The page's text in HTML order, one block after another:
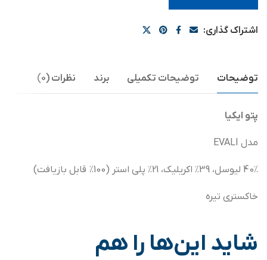
اشتراک گذاری:
توضیحات توضیحات تکمیلی برند نظرات (0)
پتو ایکیا
مدل EVALI
40٪ لیوسل، 39٪ اکریلیک، 21٪ پلی استر (100٪ قابل بازیافت)
خاکستری تیره
شاید این‌ها را هم